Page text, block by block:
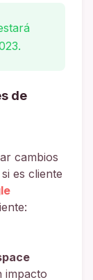
de
cambios
es cliente
impacto